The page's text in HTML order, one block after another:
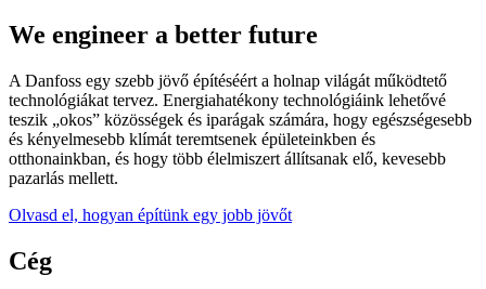
We engineer a better future
A Danfoss egy szebb jövő építéséért a holnap világát működtető
technológiákat tervez. Energiahatékony technológiáink lehetővé
teszik „okos” közösségek és iparágak számára, hogy egészségesebb
és kényelmesebb klímát teremtsenek épületeinkben és
otthonainkban, és hogy több élelmiszert állítsanak elő, kevesebb
pazarlás mellett.
Olvasd el, hogyan építünk egy jobb jövőt
Cég